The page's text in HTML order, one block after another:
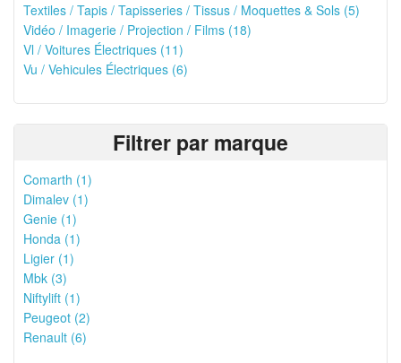
Textiles / Tapis / Tapisseries / Tissus / Moquettes & Sols (5)
Vidéo / Imagerie / Projection / Films (18)
Vl / Voitures Électriques (11)
Vu / Vehicules Électriques (6)
Filtrer par marque
Comarth (1)
Dimalev (1)
Genie (1)
Honda (1)
Ligier (1)
Mbk (3)
Niftylift (1)
Peugeot (2)
Renault (6)